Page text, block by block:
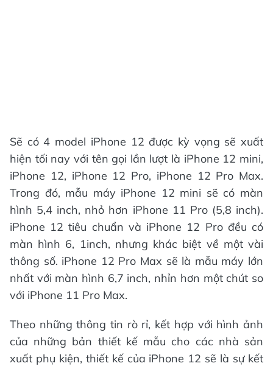
Sẽ có 4 model iPhone 12 được kỳ vọng sẽ xuất
hiện tối nay với tên gọi lần lượt là iPhone 12 mini,
iPhone 12, iPhone 12 Pro, iPhone 12 Pro Max.
Trong đó, mẫu máy iPhone 12 mini sẽ có màn
hình 5,4 inch, nhỏ hơn iPhone 11 Pro (5,8 inch).
iPhone 12 tiêu chuẩn và iPhone 12 Pro đều có
màn hình 6, 1inch, nhưng khác biệt về một vài
thông số. iPhone 12 Pro Max sẽ là mẫu máy lớn
nhất với màn hình 6,7 inch, nhỉn hơn một chút so
với iPhone 11 Pro Max.
Theo những thông tin rò rỉ, kết hợp với hình ảnh
của những bản thiết kế mẫu cho các nhà sản
xuất phụ kiện, thiết kế của iPhone 12 sẽ là sự kết